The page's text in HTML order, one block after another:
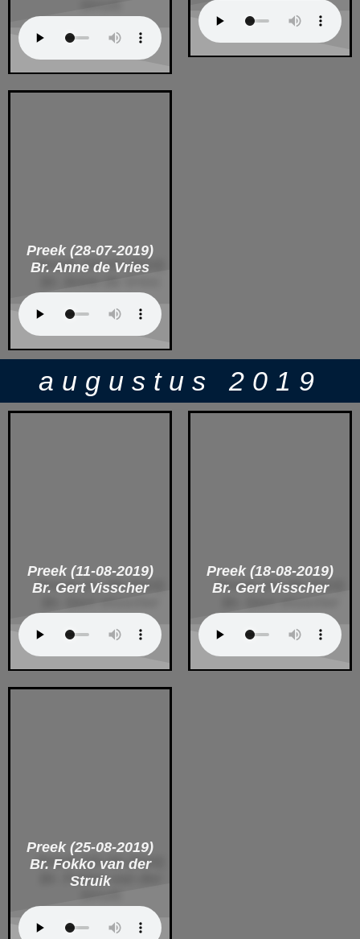
Preek (28-07-2019)
Br. Anne de Vries
augustus 2019
Preek (11-08-2019)
Br. Gert Visscher
Preek (18-08-2019)
Br. Gert Visscher
Preek (25-08-2019)
Br. Fokko van der
Struik